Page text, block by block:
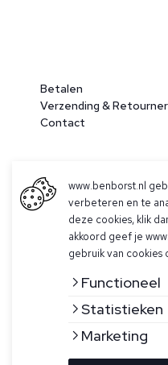
Betalen
Verzending &
Contact
©
|Algemene
www.benborst.nl
verbeteren en te
deze cookies, klik
akkoord geef je
gebruik van cookies
Functioneel
Statistieken
Marketing